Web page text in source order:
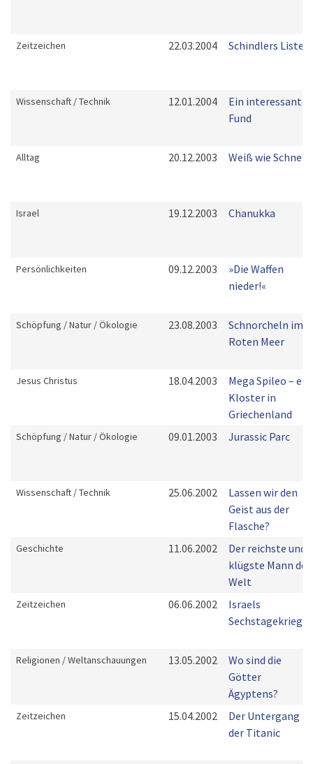
Zeitzeichen 22.03.2004 Schindlers Liste
Wissenschaft / Technik 12.01.2004
Ein interessanter
Fund
Alltag 20.12.2003 Weiß wie Schnee
Israel 19.12.2003 Chanukka
Persönlichkeiten 09.12.2003
»Die Waffen
nieder!«
Schöpfung / Natur / Ökologie 23.08.2003
Schnorcheln im
Roten Meer
Jesus Christus 18.04.2003
Mega Spileo – ein
Kloster in
Griechenland
Schöpfung / Natur / Ökologie 09.01.2003 Jurassic Parc
Wissenschaft / Technik 25.06.2002
Lassen wir den
Geist aus der
Flasche?
Geschichte 11.06.2002
Der reichste und
klügste Mann der
Welt
Zeitzeichen 06.06.2002
Israels
Sechstagekrieg
Religionen / Weltanschauungen 13.05.2002
Wo sind die
Götter
Ägyptens?
Zeitzeichen 15.04.2002
Der Untergang
der Titanic